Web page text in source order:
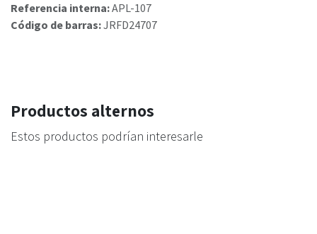
Referencia interna:APL-107
Código de barras:JRFD24707
Productos alternos
Estos productos podrían interesarle